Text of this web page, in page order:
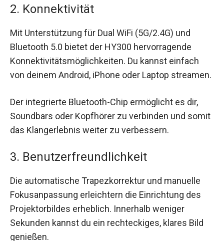
2. Konnektivität
Mit Unterstützung für Dual WiFi (5G/2.4G) und
Bluetooth 5.0 bietet der HY300 hervorragende
Konnektivitätsmöglichkeiten. Du kannst einfach
von deinem Android, iPhone oder Laptop streamen.
Der integrierte Bluetooth-Chip ermöglicht es dir,
Soundbars oder Kopfhörer zu verbinden und somit
das Klangerlebnis weiter zu verbessern.
3. Benutzerfreundlichkeit
Die automatische Trapezkorrektur und manuelle
Fokusanpassung erleichtern die Einrichtung des
Projektorbildes erheblich. Innerhalb weniger
Sekunden kannst du ein rechteckiges, klares Bild
genießen.